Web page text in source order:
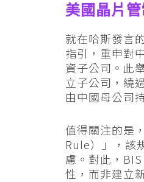
美國晶片
就在哈斯發言
指引，重申對
資子公司。此
立子公司，繞
由中國母公司
值得關注的是
Rule）」，該
慮。對此，
性，而非建立